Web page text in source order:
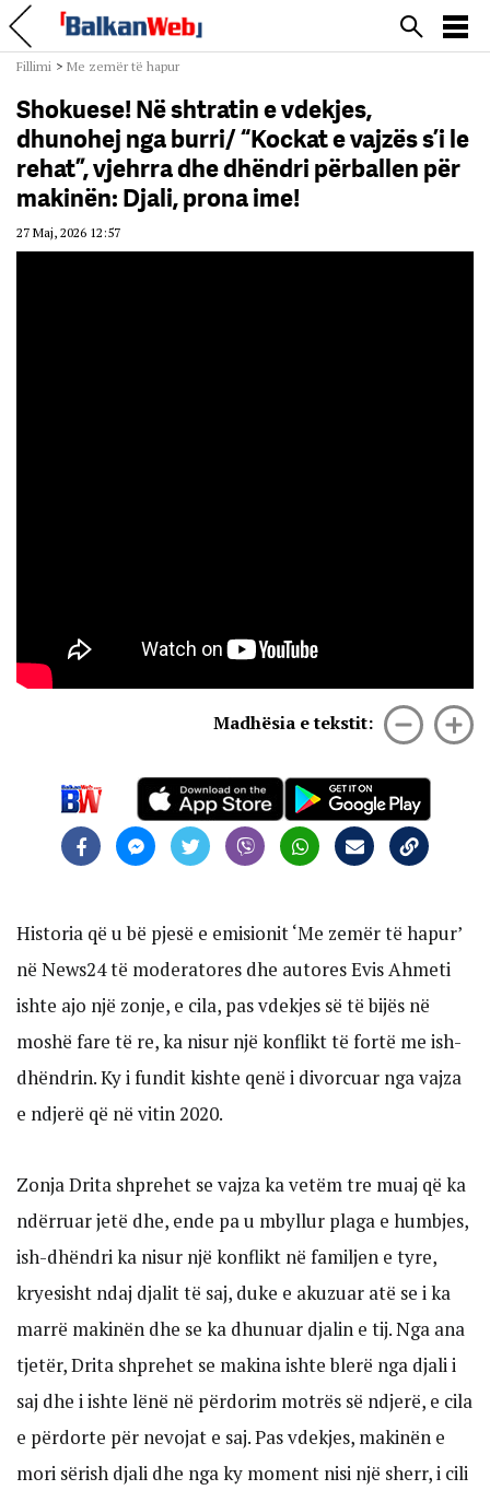
Fillimi > Me zemër të hapur
Shokuese! Në shtratin e vdekjes,
dhunohej nga burri/ “Kockat e vajzës s’i le
rehat”, vjehrra dhe dhëndri përballen për
makinën: Djali, prona ime!
27 Maj, 2026 12:57
Madhësia e tekstit:
Historia që u bë pjesë e emisionit ‘Me zemër të hapur’
në News24 të moderatores dhe autores Evis Ahmeti
ishte ajo një zonje, e cila, pas vdekjes së të bijës në
moshë fare të re, ka nisur një konflikt të fortë me ish-
dhëndrin. Ky i fundit kishte qenë i divorcuar nga vajza
e ndjerë që në vitin 2020.
Zonja Drita shprehet se vajza ka vetëm tre muaj që ka
ndërruar jetë dhe, ende pa u mbyllur plaga e humbjes,
ish-dhëndri ka nisur një konflikt në familjen e tyre,
kryesisht ndaj djalit të saj, duke e akuzuar atë se i ka
marrë makinën dhe se ka dhunuar djalin e tij. Nga ana
tjetër, Drita shprehet se makina ishte blerë nga djali i
saj dhe i ishte lënë në përdorim motrës së ndjerë, e cila
e përdorte për nevojat e saj. Pas vdekjes, makinën e
mori sërish djali dhe nga ky moment nisi një sherr, i cili